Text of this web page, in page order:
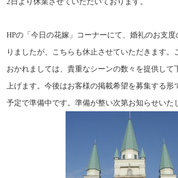
HPの「今日の花嫁」コーナーにて、婚礼のお支
りましたが、こちらも休止させていただきます。
おかれましては、貴重なシーンの数々を提供して
上げます。今後はお客様の掲載希望を募集する形
予定で準備中です。準備が整い次第お知らせいた